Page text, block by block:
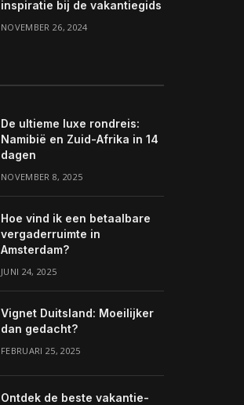
inspiratie bij de vakantiegids
NOVEMBER 26, 2024
De ultieme luxe rondreis:
Namibië en Zuid-Afrika in 14
dagen
NOVEMBER 8, 2025
Hoe vind ik een betaalbare
vergaderruimte in
Amsterdam?
JUNI 24, 2025
Vignet Duitsland: Moeilijker
dan gedacht?
FEBRUARI 25, 2025
Ontdek de beste vakantie-